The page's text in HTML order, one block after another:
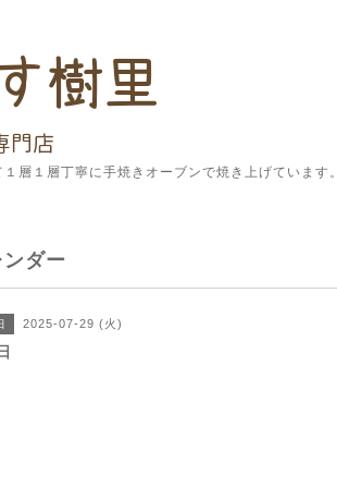
層１層丁寧に手焼きオーブンで焼き上げています。
ンダー
2025-07-29 (火)